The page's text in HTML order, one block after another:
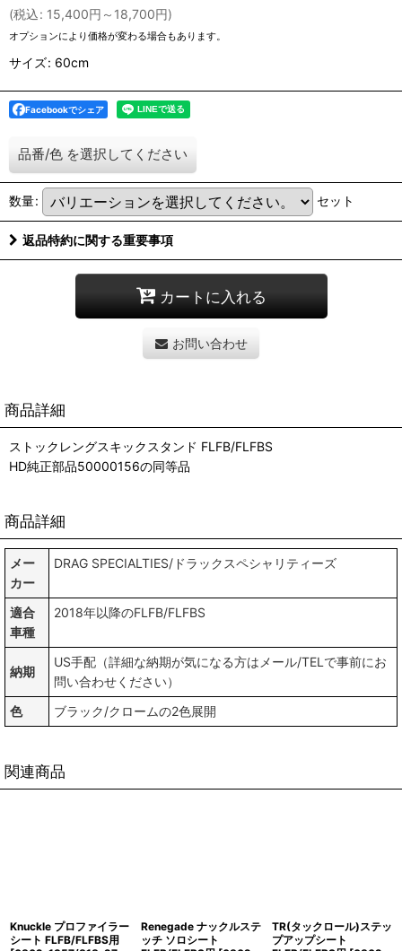
(税込: 15,400円 ～18,700円)
オプションにより価格が変わる場合もあります。
サイズ: 60cm
Facebookでシェア
品番/色 を選択してください
数量: セット
返品特約に関する重要事項
カートに入れる
お問い合わせ
商品詳細
ストックレングスキックスタンド FLFB/FLFBS
HD純正部品50000156の同等品
商品詳細
メー
カー
DRAG SPECIALTIES/ドラックスペシャリティーズ
適合
車種
2018年以降のFLFB/FLFBS
納期
US手配（詳細な納期が気になる方はメール/TELで事前にお
問い合わせください）
色
ブラック/クロームの2色展開
関連商品
Knuckle プロファイラー
シート FLFB/FLFBS用
Renegade ナックルステ
ッチ ソロシート
TR(タックロール)ステッ
プアップシート